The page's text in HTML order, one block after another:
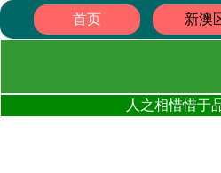
首页 新澳
人之相惜惜于